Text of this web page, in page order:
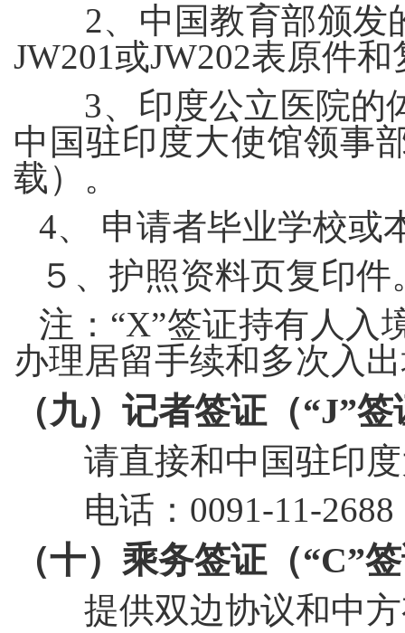
2、中国教育部颁发
JW201或JW202表原件和
3、印度公立医院的
中国驻印度大使馆领事
载）。
4、 申请者毕业学校或
５、护照资料页复印件
注：“X”签证持有人入
办理居留手续和多次入
（九）记者签证（“J”签
请直接和中国驻印度
电话： 0091-11-
（十） 乘务签证（“C”
提供双边协议和中方